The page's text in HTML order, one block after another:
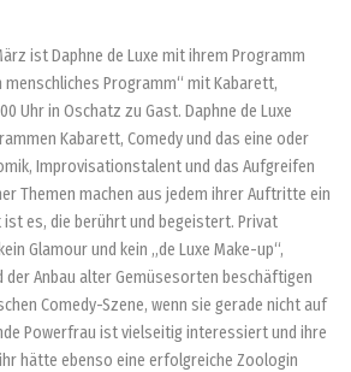
ist Daphne de Luxe mit ihrem Programm
menschliches Programm“ mit Kabarett,
Uhr in Oschatz zu Gast. Daphne de Luxe
Kabarett, Comedy und das eine oder
Improvisationstalent und das Aufgreifen
Themen machen aus jedem ihrer Auftritte ein
es, die berührt und begeistert. Privat
Glamour und kein „de Luxe Make-up“,
der Anbau alter Gemüsesorten beschäftigen
Comedy-Szene, wenn sie gerade nicht auf
Powerfrau ist vielseitig interessiert und ihre
hätte ebenso eine erfolgreiche Zoologin